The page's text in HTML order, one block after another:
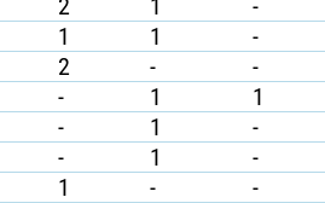
2 1
-
1 1
-
2 -
-
- 1
1
- 1
-
- 1
-
1 - -